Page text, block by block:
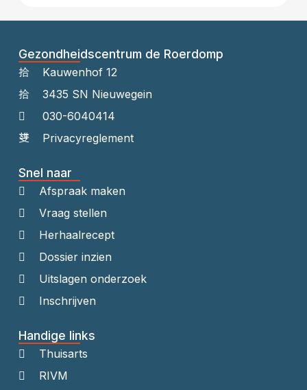
Gezondheidscentrum de Roerdomp
Kauwenhof 12
3435 SN Nieuwegein
030-6040414
Privacyreglement
Snel naar
Afspraak maken
Vraag stellen
Herhaalrecept
Dossier inzien
Uitslagen onderzoek
Inschrijven
Handige links
Thuisarts
RIVM